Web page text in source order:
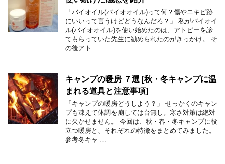
「バイオイル(バイオオイル)って何？傷やニキビ跡
にいいって言うけどどうなんだろ？」 私がバイオイ
ル(バイオオイル)を使い始めたのは、アトピーを診
てもらっていた先生に勧められたのがきっかけ。 そ
の後アト …
キャンプの暖房 ７選 [秋・冬キャンプに温
まれる道具と注意事項]
「キャンプの暖房どうしよう？」 せっかくのキャン
プも凍えて体調を崩しては台無し。寒さ対策は絶対
に欠かせません。 今回は、秋・春・冬キャンプに役
立つ暖房と、それぞれの特徴をまとめてみました。
参考冬キャ …